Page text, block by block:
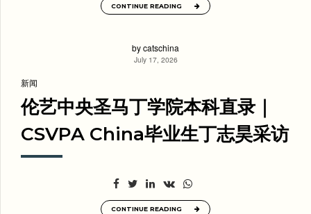
CONTINUE READING
by catschina
July 17, 2026
新闻
伦艺中央圣马丁学院本科直录｜
CSVPA China毕业生丁志昊采访
CONTINUE READING